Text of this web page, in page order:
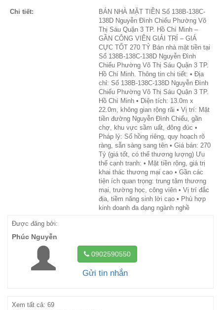
Chi tiết:
BÁN NHÀ MẶT TIỀN Số 138B-138C-
138D Nguyễn Đình Chiểu Phường Võ
Thị Sáu Quận 3 TP. Hồ Chí Minh –
GẦN CÔNG VIÊN GIẢI TRÍ – GIÁ
CỰC TỐT 270 TỶ Bán nhà mặt tiền tại
Số 138B-138C-138D Nguyễn Đình
Chiểu Phường Võ Thị Sáu Quận 3 TP.
Hồ Chí Minh. Thông tin chi tiết: • Địa
chỉ: Số 138B-138C-138D Nguyễn Đình
Chiểu Phường Võ Thị Sáu Quận 3 TP.
Hồ Chí Minh • Diện tích: 13.0m x
22.0m, không gian rộng rãi • Vị trí: Mặt
tiền đường Nguyễn Đình Chiểu, gần
chợ, khu vực sầm uất, đông đúc •
Pháp lý: Sổ hồng riêng, quy hoạch rõ
ràng, sẵn sàng sang tên • Giá bán: 270
Tỷ (giá tốt, có thể thương lượng) Ưu
thế cạnh tranh: • Mặt tiền rộng, giá trị
khai thác thương mại cao • Gần các
tiện ích quan trọng: trung tâm thương
mại, trường học, công viên • Vị trí đắc
địa, tiềm năng sinh lời cao • Phù hợp
kinh doanh đa dạng ngành nghề
Được đăng bởi:
Phúc Nguyễn
0902590550
Gửi tin nhắn
Xem tất cả: 69